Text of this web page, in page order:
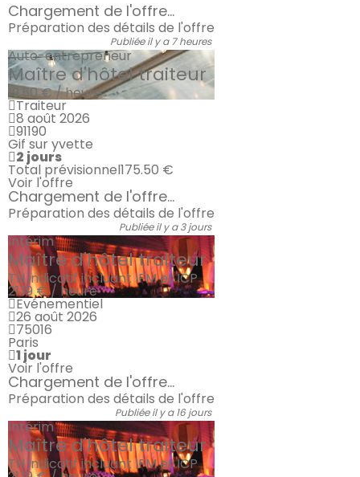
Chargement de l'offre...
Préparation des détails de l'offre
Publiée il y a 7 heures
Auto-entrepreneur
Maître d'hôtel traiteur
19.50 € / heure
Traiteur
8 août 2026
91190
Gif sur yvette
2 jours
Total prévisionnel175.50 €
Voir l'offre
Chargement de l'offre...
Préparation des détails de l'offre
Publiée il y a 3 jours
Intérim
Maître d'hôtel traiteur
TH indicatif incluant IFM et ICP
21.19 € / heure
Evénementiel
26 août 2026
75016
Paris
1 jour
Voir l'offre
Chargement de l'offre...
Préparation des détails de l'offre
Publiée il y a 16 jours
Intérim
Maître d'hôtel traiteur
TH indicatif incluant IFM et ICP